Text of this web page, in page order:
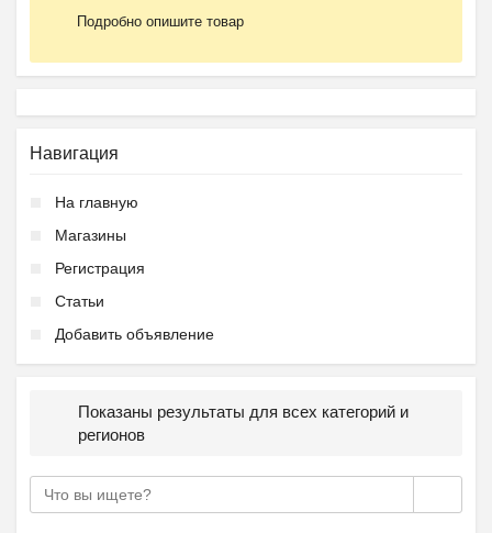
Подробно опишите товар
Навигация
На главную
Магазины
Регистрация
Статьи
Добавить объявление
Показаны результаты для всех категорий и
регионов